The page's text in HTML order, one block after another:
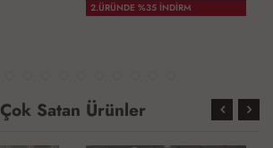
2.ÜRÜNDE %35 İNDİRM
Çok Satan Ürünler